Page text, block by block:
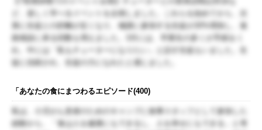
ど、楽しく学べるイベントを企画しました。これらを始めてから、次
第に生徒との距離が近くなり、補講に参加する生徒が20%増加し、進
路相談に来る回数も増えました。3月には、卒業生の多くが手紙をく
れ、中には「私もチューターになりたい」と話す生徒もいました。生
徒に信頼され、生徒の力になれたと感じました。
「あなたの食にまつわるエピソード(400)
私は、小児がん患者のためのキャンプに食事スタッフとして参加した
経験から、「食は人を健康にもできるし、人を幸せにもできる」と考